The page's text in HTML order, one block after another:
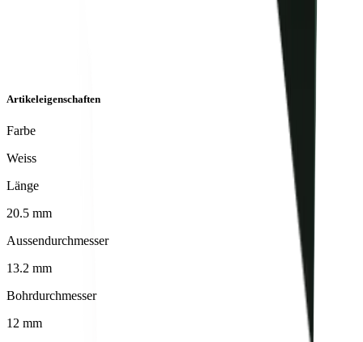
Artikeleigenschaften
Farbe
Weiss
Länge
20.5 mm
Aussendurchmesser
13.2 mm
Bohrdurchmesser
12 mm